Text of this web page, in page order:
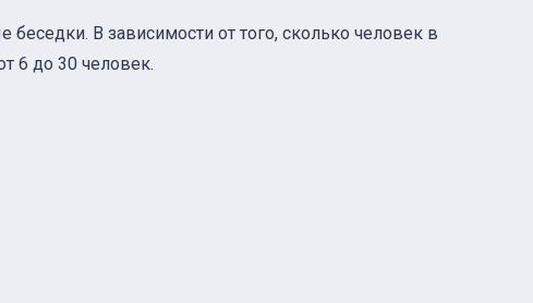
В зависимости от того, сколько человек в
6 до 30 человек.